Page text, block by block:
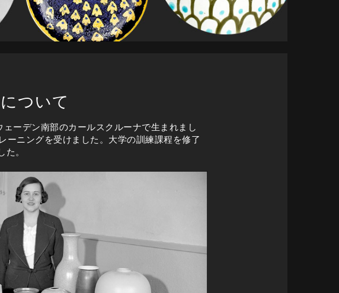
ついて
ーデン南部のカールスクルーナで生まれまし
ーニングを受けました。大学の訓練課程を修了
た。